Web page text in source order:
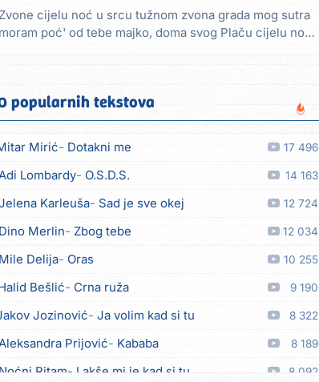
Zvone cijelu noć u srcu tužnom zvona grada mog sutra
moram poć' od tebe majko, doma svog Plaču cijelu noć
popularnih tekstova
Mirić Dotakni me 17 496
Lombardy O.S.D.S. 14 163
Karleuša Sad je sve okej 12 724
Merlin Zbog tebe 12 034
Delija Oras 10 255
Bešlić Crna ruža 9 190
Jozinović Ja volim kad si tu 8 322
Prijović Kababa 8 189
Ritam Lakše mi je kad si tu 8 092